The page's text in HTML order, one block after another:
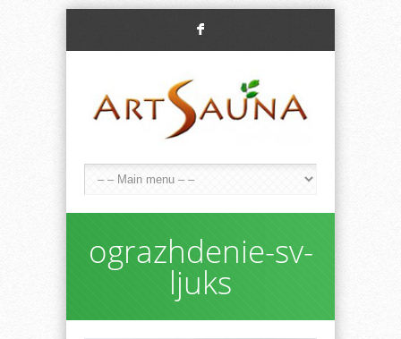
F
ograzhdenie-sv-
ljuks